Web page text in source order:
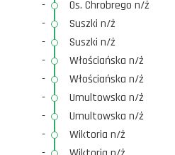
-
Os. Chrobrego n/ż
-
Suszki n/ż
-
Suszki n/ż
-
Włościańska n/ż
-
Włościańska n/ż
-
Umultowska n/ż
-
Umultowska n/ż
-
Wiktoria n/ż